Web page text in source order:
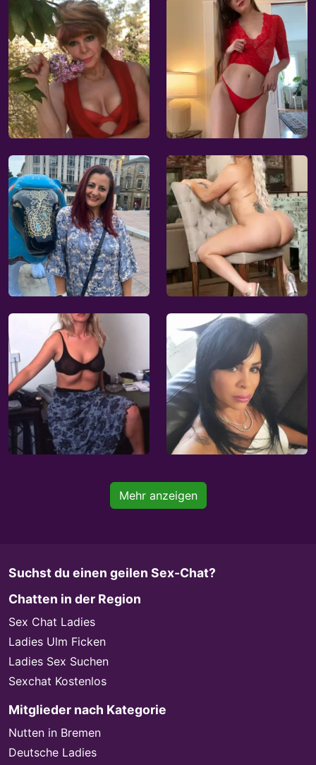
Mehr anzeigen
Suchst du einen geilen Sex-Chat?
Chatten in der Region
Sex Chat Ladies
Ladies Ulm Ficken
Ladies Sex Suchen
Sexchat Kostenlos
Mitglieder nach Kategorie
Nutten in Bremen
Deutsche Ladies